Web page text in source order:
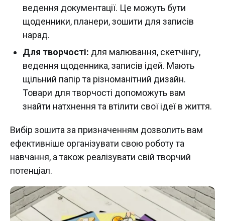
ведення документації. Це можуть бути
щоденники, планери, зошити для записів
нарад.
Для творчості: для малювання, скетчінгу,
ведення щоденника, записів ідей. Мають
щільний папір та різноманітний дизайн.
Товари для творчості допоможуть вам
знайти натхнення та втілити свої ідеї в життя.
Вибір зошита за призначенням дозволить вам
ефективніше організувати свою роботу та
навчання, а також реалізувати свій творчий
потенціал.